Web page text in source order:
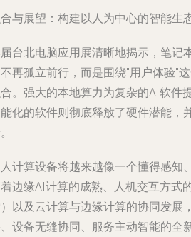
与展望：构建以人为中心的智能生
台北电脑应用展清晰地揭示，笔记
再孤立前行，而是围绕"用户体验"
。强大的本地算力为复杂的AI软件
化的软件则彻底释放了硬件潜能，
计算设备将越来越像一个懂得感知
边缘AI计算的成熟、人机交互方式
以及云计算与边缘计算的协同发展
设备无缝协同、服务主动智能的全